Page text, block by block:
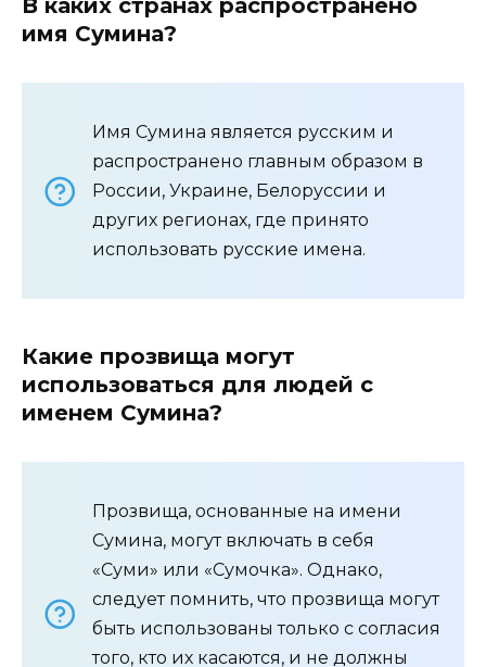
В каких странах распространено
имя Сумина?
Имя Сумина является русским и
распространено главным образом в
России, Украине, Белоруссии и
других регионах, где принято
использовать русские имена.
Какие прозвища могут
использоваться для людей с
именем Сумина?
Прозвища, основанные на имени
Сумина, могут включать в себя
«Суми» или «Сумочка». Однако,
следует помнить, что прозвища могут
быть использованы только с согласия
того, кто их касаются, и не должны